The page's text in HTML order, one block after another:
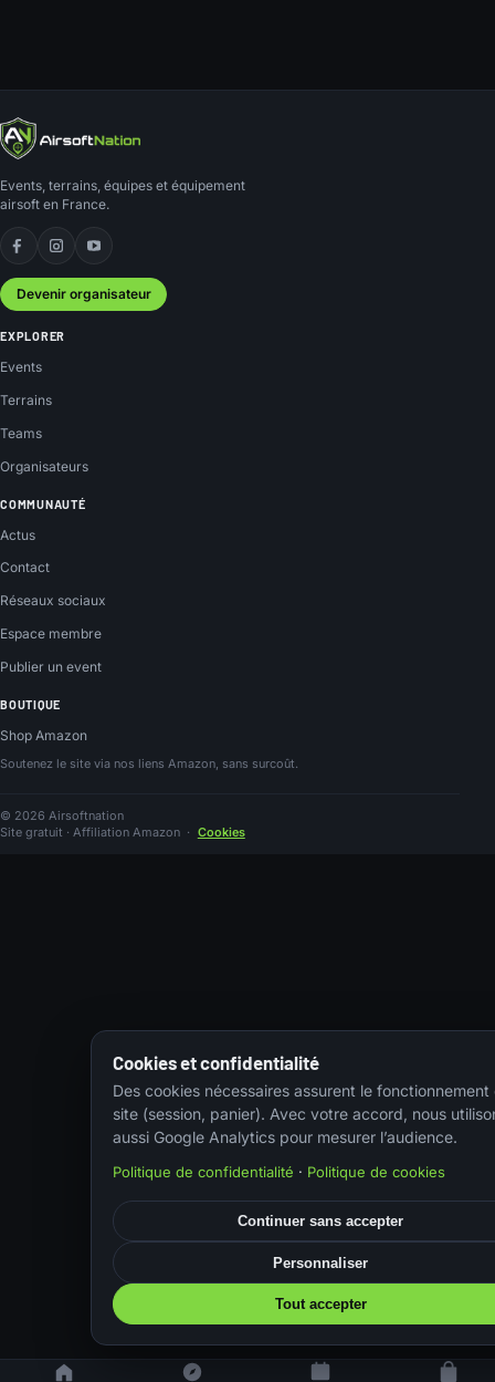
Events, terrains, équipes et équipement
airsoft en France.
Facebook
Instagram
YouTube
Devenir organisateur
EXPLORER
Events
Terrains
Teams
Organisateurs
COMMUNAUTÉ
Actus
Contact
Réseaux sociaux
Espace membre
Publier un event
BOUTIQUE
Shop Amazon
Soutenez le site via nos liens Amazon, sans surcoût.
© 2026 Airsoftnation
Site gratuit · Affiliation Amazon · Cookies
Cookies et confidentialité
Des cookies nécessaires assurent le fonctionnement
site (session, panier). Avec votre accord, nous
aussi Google Analytics pour mesurer l’audience.
Politique de confidentialité · Politique de cookies
Continuer sans accepter
Personnaliser
Tout accepter